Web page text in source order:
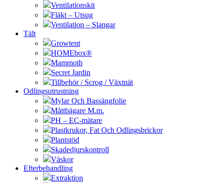
Ventilationskit
Fläkt – Utsug
Ventilation – Slangar
Tält
Growtent
HOMEbox®
Mammoth
Secret Jardin
Tillbehör / Scrog / Växtnät
Odlingsutrustning
Mylar Och Bassängfolie
Måttbägare M.m.
PH – EC-mätare
Plastkrukor, Fat Och Odlingsbrickor
Plantstöd
Skadedjurskontroll
Väskor
Efterbehandling
Extraktion